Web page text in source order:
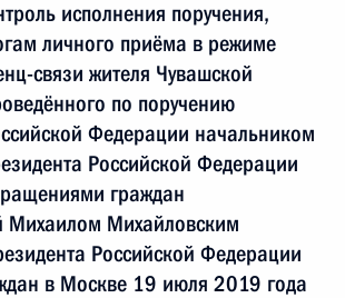
исполнения поручения,
личного приёма в режиме
связи жителя Чувашской
по поручению
Федерации начальником
Российской Федерации
граждан
Михаилом Михайловским
Российской Федерации
в Москве 19 июля 2019 года